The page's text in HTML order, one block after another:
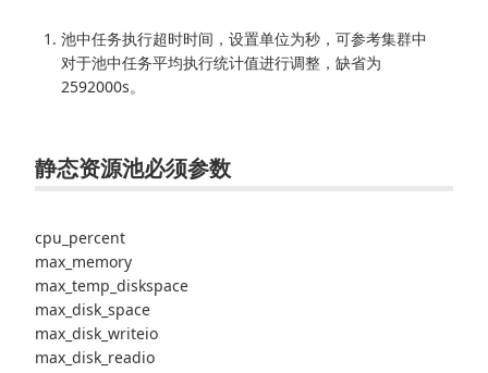
池中任务执行超时时间，设置单位为秒，可参考集群中
对于池中任务平均执行统计值进行调整，缺省为
2592000s。
静态资源池必须参数
cpu_percent
max_memory
max_temp_diskspace
max_disk_space
max_disk_writeio
max_disk_readio